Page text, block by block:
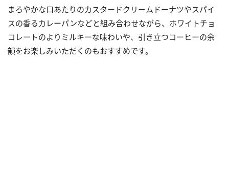
まろやかな口あたりのカスタードクリームドーナツやスパイ
スの香るカレーパンなどと組み合わせながら、ホワイトチョ
コレートのよりミルキーな味わいや、引き立つコーヒーの余
韻をお楽しみいただくのもおすすめです。